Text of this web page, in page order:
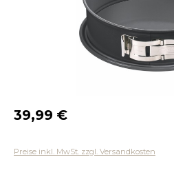
Regulärer Preis:
39,99 €
Preise inkl. MwSt. zzgl. Versandkosten